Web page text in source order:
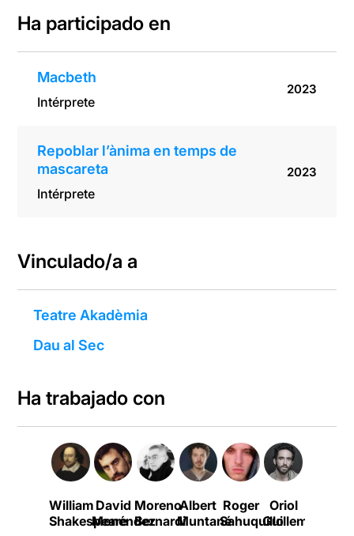
Ha participado en
Macbeth
Intérprete
2023
Repoblar l’ànima en temps de
mascareta
Intérprete
2023
Vinculado/a a
Teatre Akadèmia
Dau al Sec
Ha trabajado con
William
Shakespeare
David
Menéndez
Moreno
Bernardi
Albert
Muntané
Roger
Sahuquillo
Oriol
Guillem